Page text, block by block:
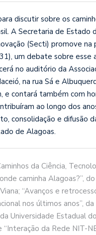
discutir sobre os
A Secretaria de Estado
(Secti) promove na
um debate sobre esse
no auditório da
na rua Sá e
e contará também com
ao longo dos
consolidação e difusão
de Alagoas.
da Ciência,
caminha Alagoas?”,
“Avanços e
nos últimos anos”,
Universidade Estadual
“Interação da Rede NIT-